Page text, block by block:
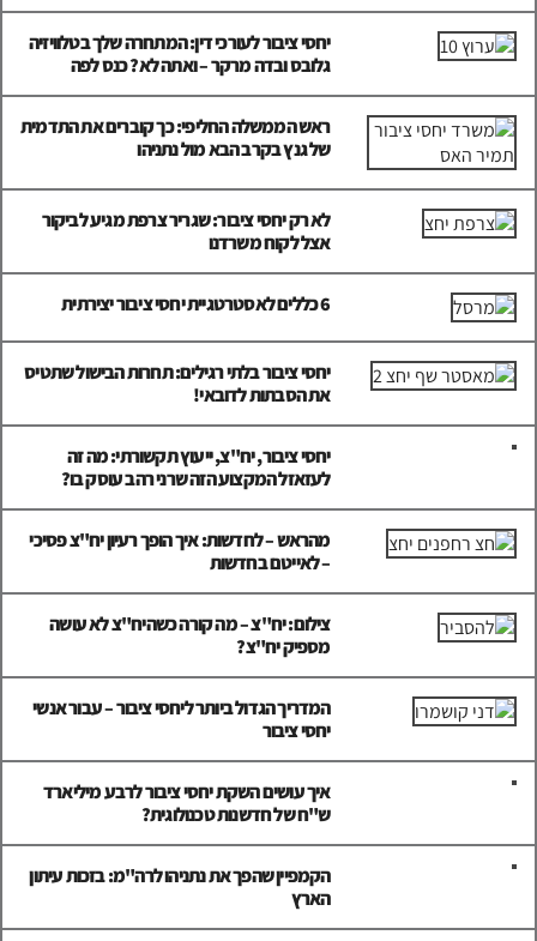
יחסי ציבור לעורכי דין: המתחרה שלך בטלוויזיה
גלובס ובדה מרקר – ואתה לא? כנס לפה
ראש הממשלה החליפי: כך קוברים את התדמית
של גנץ בקרב הבא מול נתניהו
לא רק יחסי ציבור: שגריר צרפת מגיע לביקור
אצל לקוח משרדנו
6 כללים לאסטרטגיית יחסי ציבור יצירתית
יחסי ציבור בלתי רגילים: תחרות הבישול שתטיס
את הסבתות לדובאי!
יחסי ציבור, יח"צ, ייעוץ תקשורתי: מה זה
לעזאזל המקצוע הזה שרני רהב עוסק בו?
מהראש – לחדשות: איך הופך רעיון יח"צ פסיכי
– לאייטם בחדשות
צילום: יח"צ – מה קורה כשהיח"צ לא עושה
מספיק יח"צ?
המדריך הגדול ביותר ליחסי ציבור – עבור אנשי
יחסי ציבור
איך עושים השקת יחסי ציבור לרבע מיליארד
ש"ח של חדשנות טכנולוגית?
הקמפיין שהפך את נתניהו לרה"מ: בזכות עיתון
הארץ